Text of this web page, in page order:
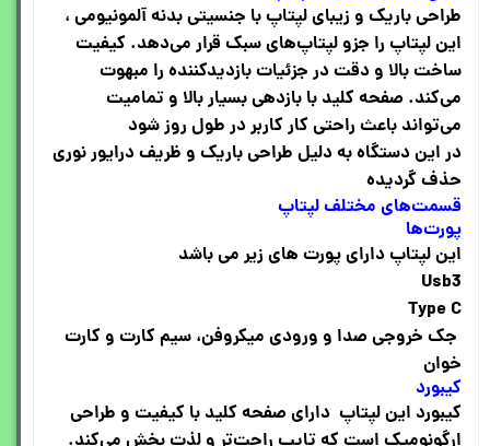
طراحی باریک و زیبای لپتاپ با جنسیتی بدنه آلمونیومی ،
این لپتاپ را جزو لپتاپ‌های سبک قرار می‌دهد. کیفیت
ساخت بالا و دقت در جزئیات بازدیدکننده را مبهوت
می‌کند. صفحه کلید با بازدهی بسیار بالا و تمامیت
می‌تواند باعث راحتی کار کاربر در طول روز شود
در این دستگاه به دلیل طراحی باریک و ظریف درایور نوری
حذف گردیده
قسمت‌های مختلف لپتاپ
پورت‌ها
این لپتاپ دارای پورت های زیر می باشد
Usb3
Type C
جک خروجی صدا و ورودی میکروفن، سیم کارت و کارت
خوان
کیبورد
کیبورد این لپتاپ دارای صفحه کلید با کیفیت و طراحی